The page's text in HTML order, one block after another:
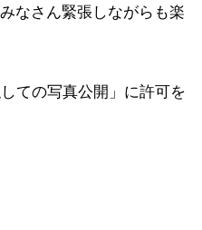
なさん緊張しながらも楽
ての写真公開」に許可を